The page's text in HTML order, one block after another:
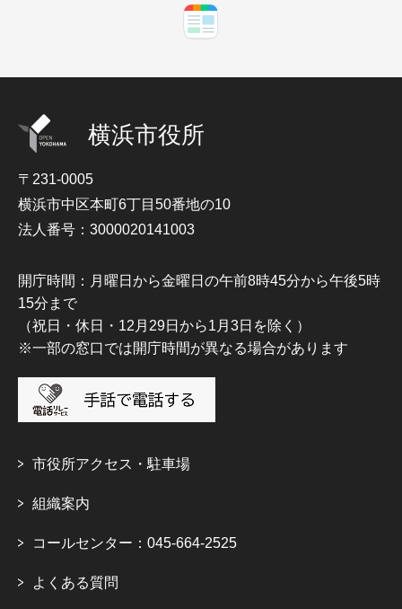
横浜市役所
〒231-0005
横浜市中区本町6丁目50番地の10
法人番号：3000020141003
開庁時間：月曜日から金曜日の午前8時45分から午後5時
15分まで
（祝日・休日・12月29日から1月3日を除く）
※一部の窓口では開庁時間が異なる場合があります
市役所アクセス・駐車場
組織案内
コールセンター：045-664-2525
よくある質問